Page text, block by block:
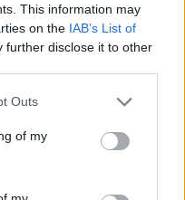
This information may
on the IAB’s List of
further disclose it to other
one or more Google
You may click to
its third-party tags to
in below Google
Outs
of my
το «Καλάθι των Νονών»